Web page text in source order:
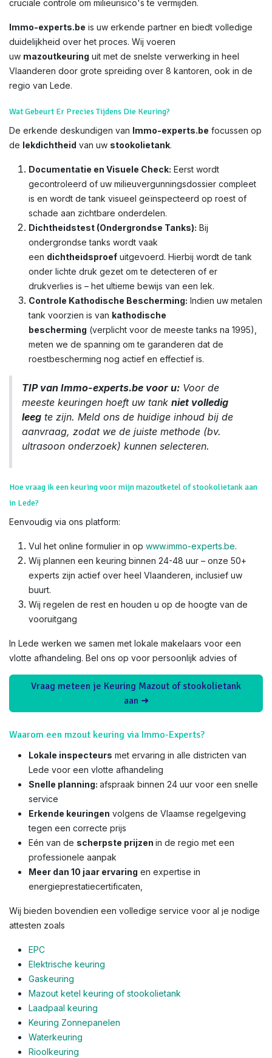
cruciale controle om milieurisico's te vermijden.
Immo-experts.be is uw erkende partner en biedt volledige
duidelijkheid over het proces. Wij voeren
uw mazoutkeuring uit met de snelste verwerking in heel
Vlaanderen door grote spreiding over 8 kantoren, ook in de
regio van Lede.
Wat Gebeurt Er Precies Tijdens Die Keuring?
De erkende deskundigen van Immo-experts.be focussen op
de lekdichtheid van uw stookolietank.
Documentatie en Visuele Check: Eerst wordt
gecontroleerd of uw milieuvergunningsdossier compleet
is en wordt de tank visueel geïnspecteerd op roest of
schade aan zichtbare onderdelen.
Dichtheidstest (Ondergrondse Tanks): Bij
ondergrondse tanks wordt vaak
een dichtheidsproef uitgevoerd. Hierbij wordt de tank
onder lichte druk gezet om te detecteren of er
drukverlies is – het ultieme bewijs van een lek.
Controle Kathodische Bescherming: Indien uw metalen
tank voorzien is van kathodische
bescherming (verplicht voor de meeste tanks na 1995),
meten we de spanning om te garanderen dat de
roestbescherming nog actief en effectief is.
TIP van Immo-experts.be voor u: Voor de
meeste keuringen hoeft uw tank niet volledig
leeg te zijn. Meld ons de huidige inhoud bij de
aanvraag, zodat we de juiste methode (bv.
ultrasoon onderzoek) kunnen selecteren.
Hoe vraag ik een keuring voor mijn mazoutketel of stookolietank aan
in Lede?
Eenvoudig via ons platform:
Vul het online formulier in op www.immo-experts.be.
Wij plannen een keuring binnen 24-48 uur – onze 50+
experts zijn actief over heel Vlaanderen, inclusief uw
buurt.
Wij regelen de rest en houden u op de hoogte van de
vooruitgang
In Lede werken we samen met lokale makelaars voor een
vlotte afhandeling. Bel ons op voor persoonlijk advies of
Vraag meteen je Keuring Mazout of stookolietank
aan ➜
Waarom een mzout keuring via Immo-Experts?
Lokale inspecteurs met ervaring in alle districten van
Lede voor een vlotte afhandeling
Snelle planning: afspraak binnen 24 uur voor een snelle
service
Erkende keuringen volgens de Vlaamse regelgeving
tegen een correcte prijs
Eén van de scherpste prijzen in de regio met een
professionele aanpak
Meer dan 10 jaar ervaring en expertise in
energieprestatiecertificaten,
Wij bieden bovendien een volledige service voor al je nodige
attesten zoals
EPC
Elektrische keuring
Gaskeuring
Mazout ketel keuring of stookolietank
Laadpaal keuring
Keuring Zonnepanelen
Waterkeuring
Rioolkeuring